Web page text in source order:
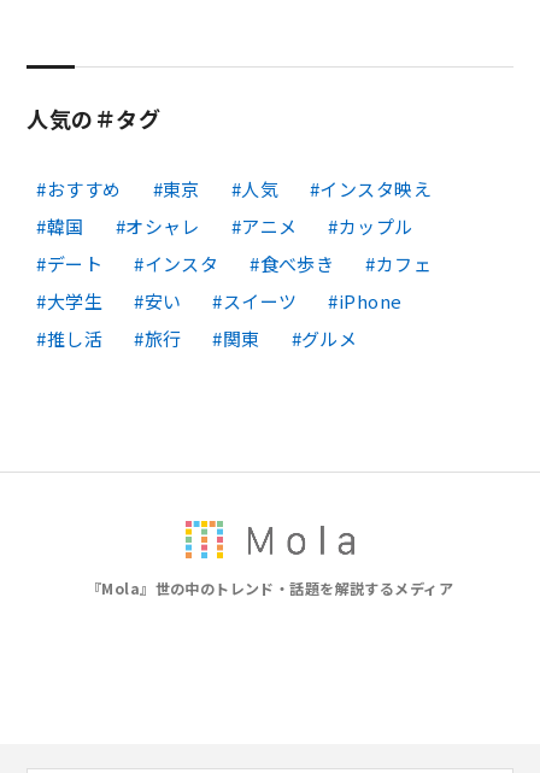
人気の＃タグ
おすすめ 東京 人気
インスタ映え
韓国
オシャレ アニメ
カップル
デート
インスタ 食べ歩き
カフェ
大学生
安い スイーツ
iPhone
推し活
旅行 関東 グルメ
『Mola』世の中のトレンド・話題を解説するメディア